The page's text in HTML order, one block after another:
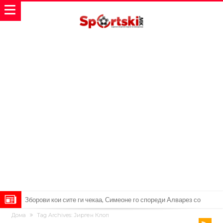
Реал Мадрид ја прекинува потрагата по нов играч за врска
Мекгрегор успешно опериран: Коленото е средено, се враќам
Дома Tag Archives: Јирген Клоп